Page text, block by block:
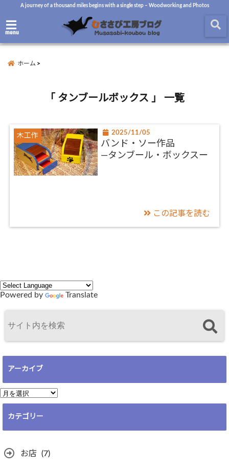
A journey of a thousand miles begins with a single step – Woodworking and Photos
menu
ホーム
「 タンブールボックス 」 一覧
木工作 2025/11/05
バンド・ソー作品
―タンブール・ボックスー
この記事を読む
Powered by Translate
アーカイブ
ア
ー
イ
カテゴリー
お店 (7)